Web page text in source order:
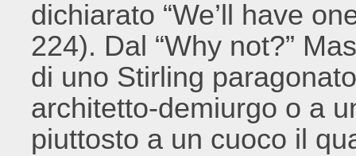
dichiarato “We’ll have
224). Dal “Why not?”
di uno Stirling
architetto-demiurgo o a
piuttosto a un cuoco il